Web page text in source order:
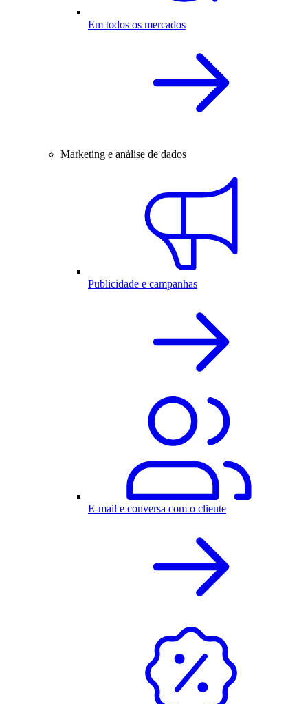
Em todos os mercados
Marketing e análise de dados
Publicidade e campanhas
E-mail e conversa com o cliente